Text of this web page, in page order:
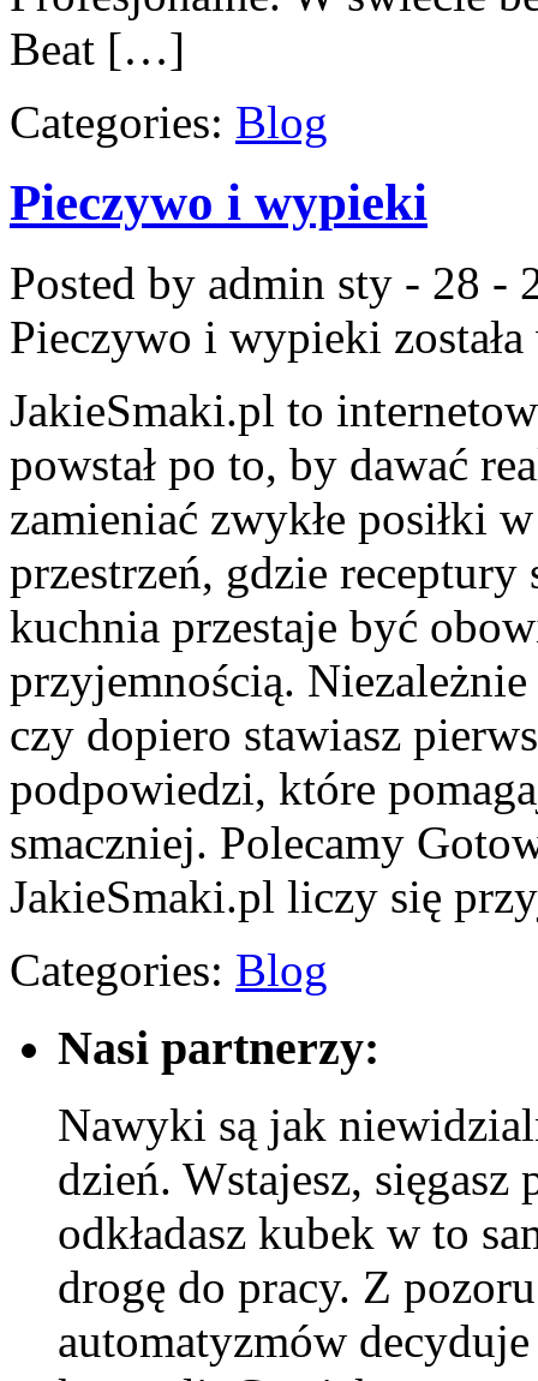
Beat […]
Categories: Blog
Pieczywo i wypieki
Posted by admin sty - 28 -
Pieczywo i wypieki
JakieSmaki.pl to
powstał po to, by dawać
zamieniać zwykłe posiłki
przestrzeń, gdzie
kuchnia przestaje być
przyjemnością.
czy dopiero stawiasz
podpowiedzi, które
smaczniej. Polecamy
JakieSmaki.pl liczy się
Categories: Blog
Nasi partnerzy:
Nawyki są jak
dzień. Wstajesz,
odkładasz kubek w to
drogę do pracy. Z
automatyzmów